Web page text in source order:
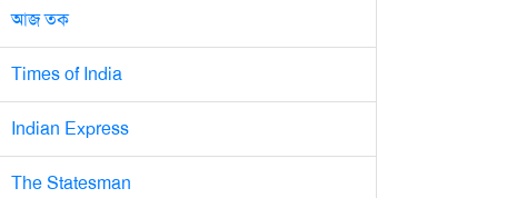
আজ তক
Times of India
Indian Express
The Statesman